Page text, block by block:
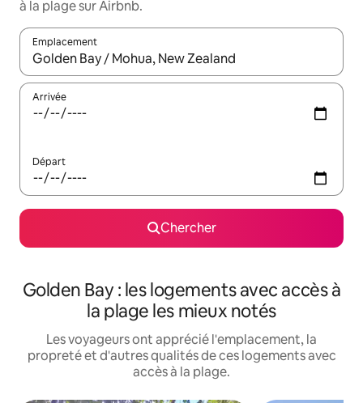
à la plage sur Airbnb.
Emplacement
Quand les résultats sont affichés, parcourez-les en utilisant
Arrivée
Départ
Chercher
Golden Bay : les logements avec accès à
la plage les mieux notés
Les voyageurs ont apprécié l'emplacement, la
propreté et d'autres qualités de ces logements avec
accès à la plage.